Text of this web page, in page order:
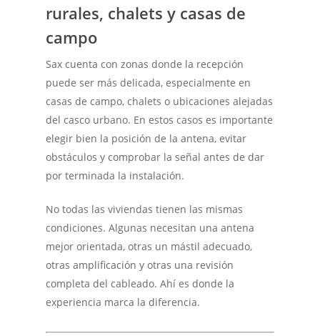
rurales, chalets y casas de
campo
Sax cuenta con zonas donde la recepción
puede ser más delicada, especialmente en
casas de campo, chalets o ubicaciones alejadas
del casco urbano. En estos casos es importante
elegir bien la posición de la antena, evitar
obstáculos y comprobar la señal antes de dar
por terminada la instalación.
No todas las viviendas tienen las mismas
condiciones. Algunas necesitan una antena
mejor orientada, otras un mástil adecuado,
otras amplificación y otras una revisión
completa del cableado. Ahí es donde la
experiencia marca la diferencia.